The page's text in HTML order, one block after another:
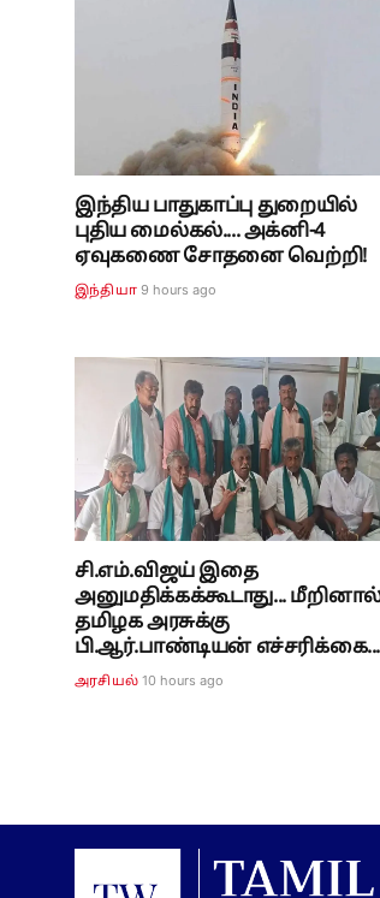
இந்திய பாதுகாப்பு துறையில்
புதிய மைல்கல்.... அக்னி-4
ஏவுகணை சோதனை வெற்றி!
இந்தியா 9 hours ago
சி.எம்.விஜய் இதை
அனுமதிக்கக்கூடாது...
தமிழக அரசுக்கு
பி.ஆர்.பாண்டியன்
அரசியல் 10 hours ago